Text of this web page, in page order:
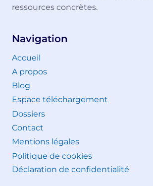
ressources concrètes.
Navigation
Accueil
A propos
Blog
Espace téléchargement
Dossiers
Contact
Mentions légales
Politique de cookies
Déclaration de confidentialité